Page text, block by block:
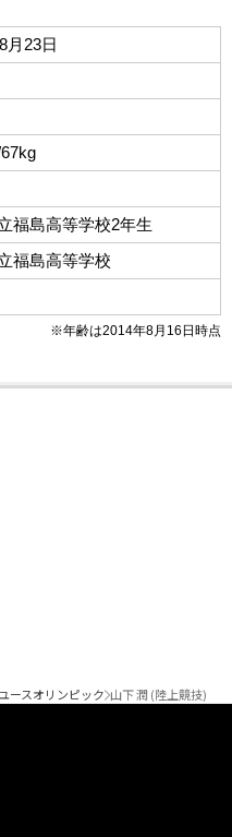
月23日
福島高等学校2年生
福島高等学校
※年齢は2014年8月16日時点
ースオリンピック 山下 潤 (陸上競技)